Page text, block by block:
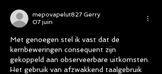
mepovapelut827 Gerry
07 juin
Met genoegen stel ik vast dat de
kernbeweringen consequent zijn
gekoppeld aan observeerbare uitkomsten.
Het gebruik van afzwakkend taalgebruik